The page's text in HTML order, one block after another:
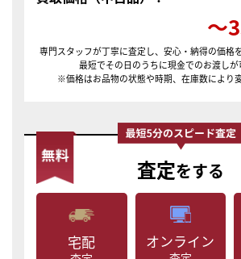
〜
専門スタッフが丁寧に査定し、安心・納得の価格
最短でその日のうちに現金でのお渡しが
※価格はお品物の状態や時期、在庫数により
査定をする
宅配 オンライン